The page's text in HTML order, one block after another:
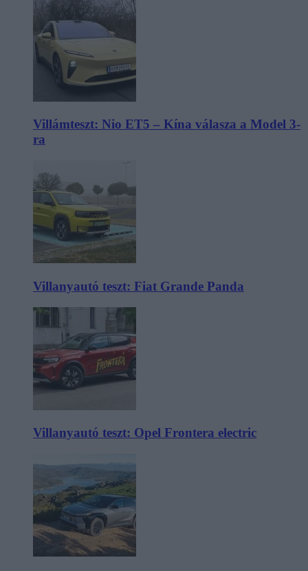
Villámteszt: Nio ET5 – Kína válasza a Model 3-
ra
Villanyautó teszt: Fiat Grande Panda
Villanyautó teszt: Opel Frontera electric